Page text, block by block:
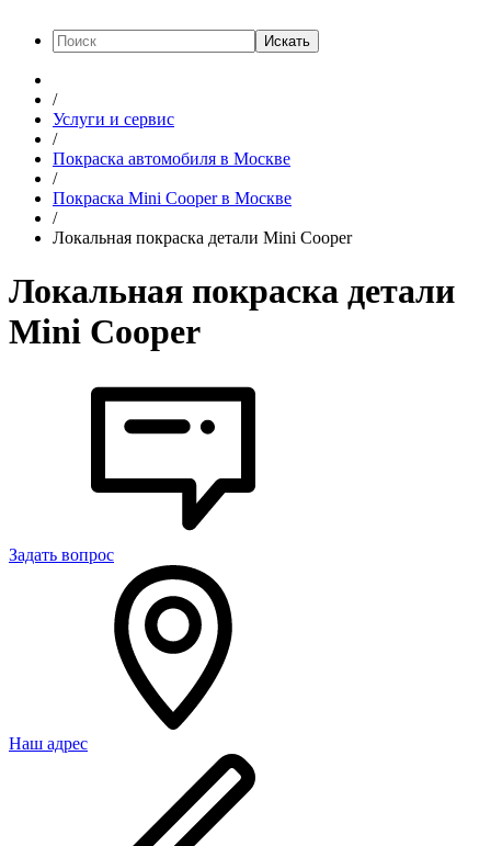
Искать
/
Услуги и сервис
/
Покраска автомобиля в Москве
/
Покраска Mini Cooper в Москве
/
Локальная покраска детали Mini Cooper
Локальная покраска детали
Mini Cooper
Задать вопрос
Наш адрес